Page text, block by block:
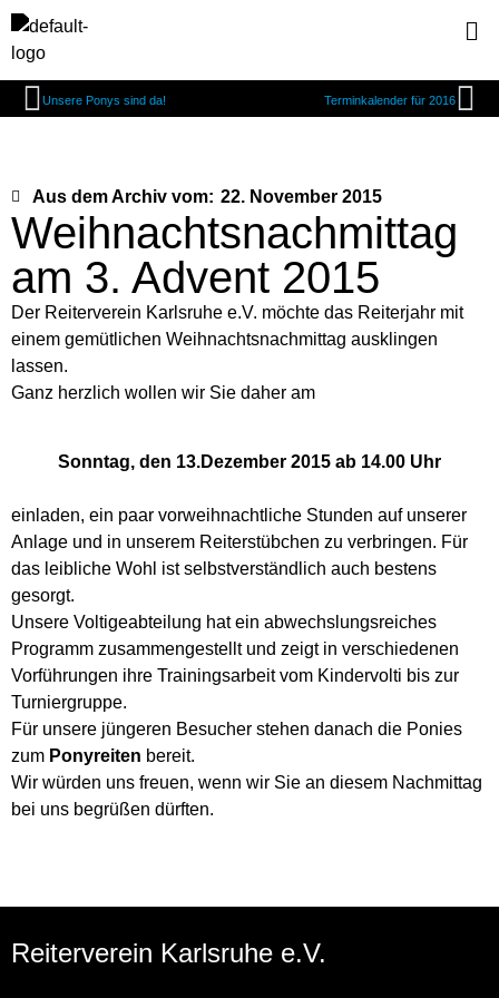
Unsere Ponys sind da! Terminkalender für 2016
Aus dem Archiv vom: 22. November 2015
Weihnachtsnachmittag
am 3. Advent 2015
Der Reiterverein Karlsruhe e.V. möchte das Reiterjahr mit
einem gemütlichen Weihnachtsnachmittag ausklingen
lassen.
Ganz herzlich wollen wir Sie daher am
Sonntag, den 13.Dezember 2015 ab 14.00 Uhr
einladen, ein paar vorweihnachtliche Stunden auf unserer
Anlage und in unserem Reiterstübchen zu verbringen. Für
das leibliche Wohl ist selbstverständlich auch bestens
gesorgt.
Unsere Voltigeabteilung hat ein abwechslungsreiches
Programm zusammengestellt und zeigt in verschiedenen
Vorführungen ihre Trainingsarbeit vom Kindervolti bis zur
Turniergruppe.
Für unsere jüngeren Besucher stehen danach die Ponies
zum Ponyreiten bereit.
Wir würden uns freuen, wenn wir Sie an diesem Nachmittag
bei uns begrüßen dürften.
Reiterverein Karlsruhe e.V.